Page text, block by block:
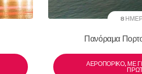
8
Πανόραμα
ΑΕΡΟΠΟΡΙΚΌ, ΜΕ